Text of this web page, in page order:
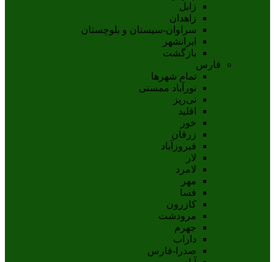
زابل
زاهدان
سراوان-سيستان و بلوچستان
ايرانشهر
بازگشت
فارس
تمام شهر‌ها
نورآباد ممسنی
نی‌ریز
اقلید
خور
زرقان
فیروزآباد
لار
لامرد
مهر
فسا
کازرون
مرودشت
جهرم
داراب
صدرا-فارس